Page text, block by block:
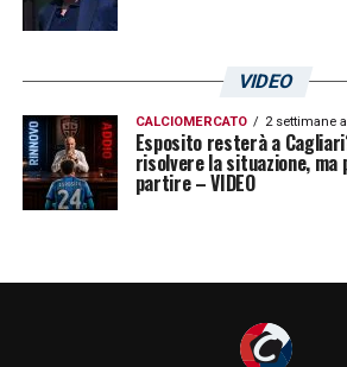
VIDEO
CALCIOMERCATO 2 settimane
Esposito resterà a
risolvere la situazione, ma
partire – VIDEO